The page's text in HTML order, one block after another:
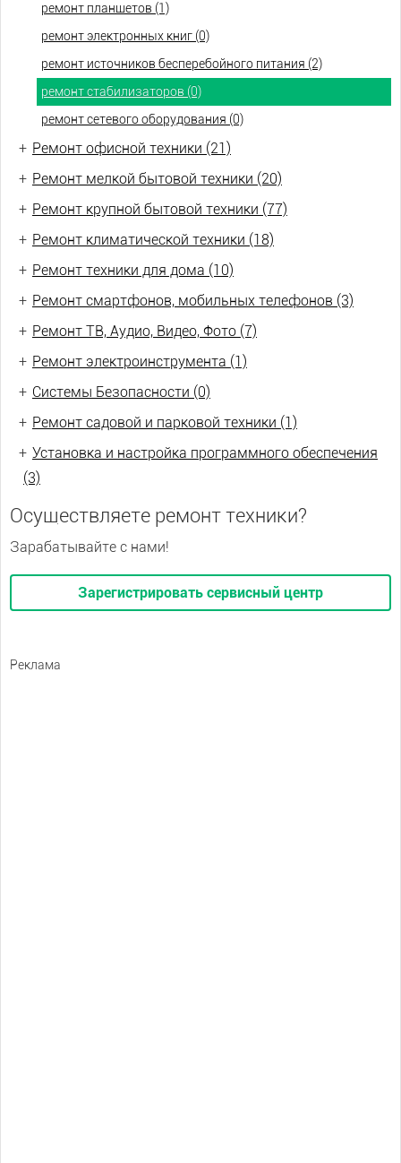
ремонт планшетов (1)
ремонт электронных книг (0)
ремонт источников бесперебойного питания (2)
ремонт стабилизаторов (0)
ремонт сетевого оборудования (0)
+ Ремонт офисной техники (21)
+ Ремонт мелкой бытовой техники (20)
+ Ремонт крупной бытовой техники (77)
+ Ремонт климатической техники (18)
+ Ремонт техники для дома (10)
+ Ремонт смартфонов, мобильных телефонов (3)
+ Ремонт ТВ, Аудио, Видео, Фото (7)
+ Ремонт электроинструмента (1)
+ Системы Безопасности (0)
+ Ремонт садовой и парковой техники (1)
+ Установка и настройка программного обеспечения
(3)
Осуществляете ремонт техники?
Зарабатывайте с нами!
Зарегистрировать сервисный центр
Реклама